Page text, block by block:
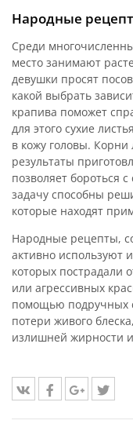
Народные
Среди
место занимают
девушки просят
какой выбрать
крапива поможет
для этого сухие
в кожу головы.
результаты
позволяет бороться
задачу способны
которые находят
Народные рецепты,
активно используют
которых пострадали
или агрессивных
помощью подручных
потери живого
излишней жирности